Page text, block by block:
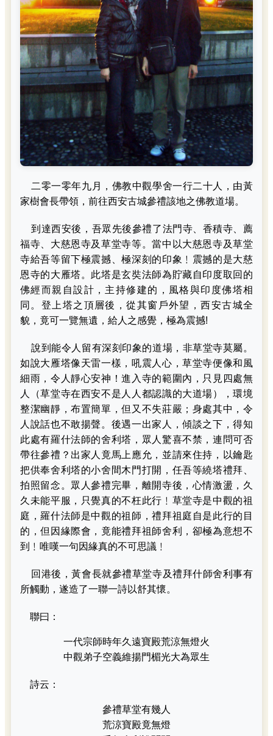
二零一零年九月，佛教中觀學舍一行二十人，由黃
家樹會長帶領，前往西安古城參禮該地之佛教道場。
到達西安後，吾眾先後參禮了法門寺、香積寺、薦
福寺、大慈恩寺及草堂寺等。當中以大慈恩寺及草堂
寺給吾等留下極震撼、極深刻的印象﹗震撼的是大慈
恩寺的大雁塔。此塔是玄奘法師為貯藏自印度取回的
佛經而親自設計，主持修建的，風格與印度佛塔相
同。登上塔之頂層後，從其窗戶外望，西安古城全
貌，竟可一覽無遺，給人之感覺，極為震撼!
說到能令人留有深刻印象的道場，非草堂寺莫屬。
如說大雁塔像天雷一樣，吼震人心，草堂寺便像和風
細雨，令人靜心安神！進入寺的範圍內，只見四處無
人（草堂寺在西安不是人人都認識的大道場），環境
整潔幽靜，布置簡單，但又不失莊嚴；身處其中，令
人說話也不敢揚聲。後遇一出家人，傾談之下，得知
此處有羅什法師的舍利塔，眾人驚喜不禁，連問可否
帶往參禮？出家人竟馬上應允，並請來住持，以鑰匙
把供奉舍利塔的小舍間木門打開，任吾等繞塔禮拜、
拍照留念。眾人參禮完畢，離開寺後，心情激盪，久
久未能平服，只覺真的不枉此行﹗草堂寺是中觀的祖
庭，羅什法師是中觀的祖師，禮拜祖庭自是此行的目
的，但因緣際會，竟能禮拜祖師舍利，卻極為意想不
到﹗唯嘆一句因緣真的不可思議﹗
回港後，黃會長就參禮草堂寺及禮拜什師舍利事有
所觸動，遂造了一聯一詩以舒其懷。
聯曰：
一代宗師時年久遠寶殿荒涼無燈火
中觀弟子空義維揚門楣光大為眾生
詩云：
參禮草堂有幾人
荒涼寶殿竟無燈